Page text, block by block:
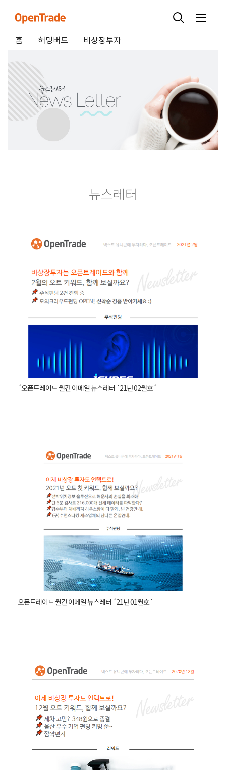
홈 허밍버드 비상장투자
뉴스레터
´오픈트레이드 월간 이메일 뉴스레터 ´21년 02월호´
오픈트레이드 월간 이메일 뉴스레터 ´21년 01월호´